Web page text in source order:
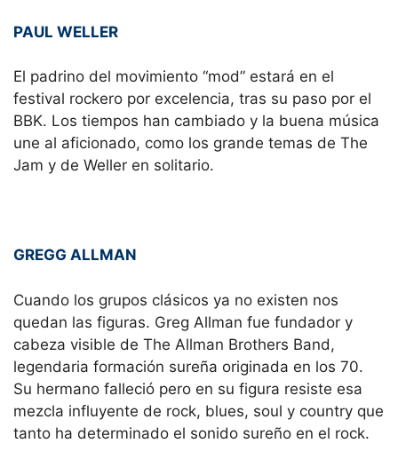
PAUL WELLER
El padrino del movimiento “mod” estará en el
festival rockero por excelencia, tras su paso por el
BBK. Los tiempos han cambiado y la buena música
une al aficionado, como los grande temas de The
Jam y de Weller en solitario.
GREGG ALLMAN
Cuando los grupos clásicos ya no existen nos
quedan las figuras. Greg Allman fue fundador y
cabeza visible de The Allman Brothers Band,
legendaria formación sureña originada en los 70.
Su hermano falleció pero en su figura resiste esa
mezcla influyente de rock, blues, soul y country que
tanto ha determinado el sonido sureño en el rock.